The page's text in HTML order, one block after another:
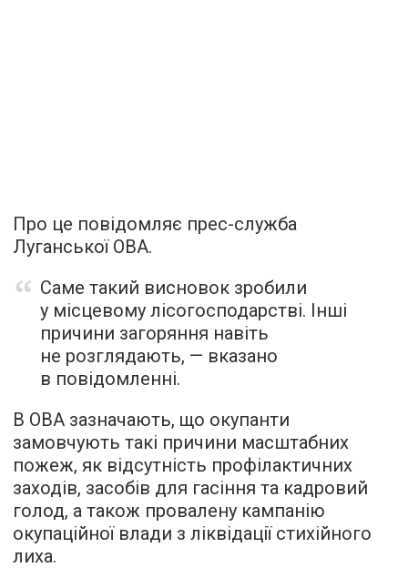
Про це повідомляє прес-служба
Луганської ОВА.
Саме такий висновок зробили
у місцевому лісогосподарстві. Інші
причини загоряння навіть
не розглядають, — вказано
в повідомленні.
В ОВА зазначають, що окупанти
замовчують такі причини масштабних
пожеж, як відсутність профілактичних
заходів, засобів для гасіння та кадровий
голод, а також провалену кампанію
окупаційної влади з ліквідації стихійного
лиха.